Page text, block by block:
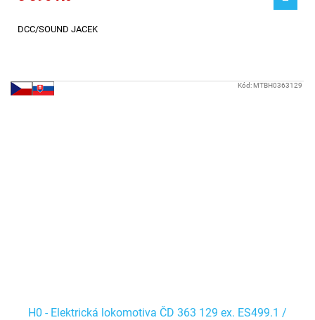
DCC/SOUND JACEK
H0 - Elektrická lokomotiva ČD 363 129 ex. ES499.1 /
Kód:MTBH0363129